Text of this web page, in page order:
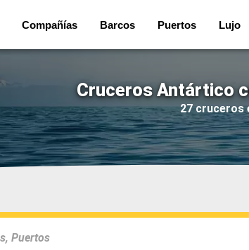
Compañías Barcos Puertos Lujo
Cruceros Antártico
27 cruceros